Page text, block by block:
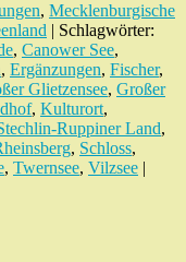
, Mecklenburgische
| Schlagwörter:
, Canower See,
, Ergänzungen, Fischer,
Glietzensee, Großer
, Kulturort,
Ruppiner Land,
, Schloss,
, Twernsee, Vilzsee |